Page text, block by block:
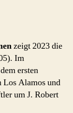
zeigt 2023 die
Im
ersten
Los Alamos und
um J. Robert